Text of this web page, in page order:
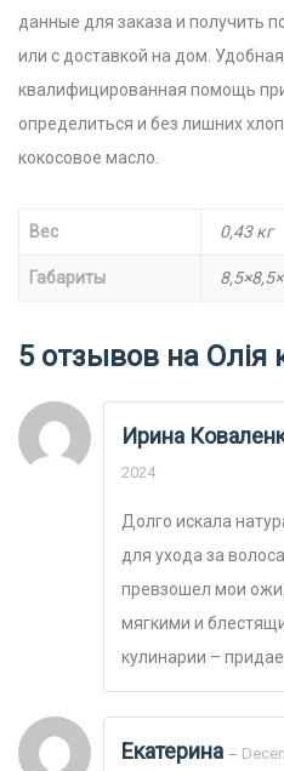
данные для заказа и получить
или с доставкой на дом.
квалифицированная помощь
определиться и без лишних
кокосовое масло.
Вес 0,43 кг
Габариты
5 отзывов на Олія
Ирина
2024
Долго искала
для ухода за
превзошел мои
мягкими и
кулинарии –
Екатерина –